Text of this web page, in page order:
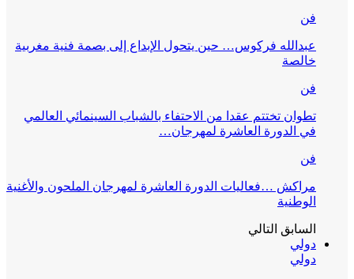
فن
عبدالله فركوس… حين يتحول الإبداع إلى بصمة فنية مغربية
خالصة
فن
تطوان تختتم عقدا من الاحتفاء بالشباب السينمائي العالمي
في الدورة العاشرة لمهرجان…
فن
مراكش …فعاليات الدورة العاشرة لمهرجان الملحون والأغنية
الوطنية
السابق التالي
دولي
دولي